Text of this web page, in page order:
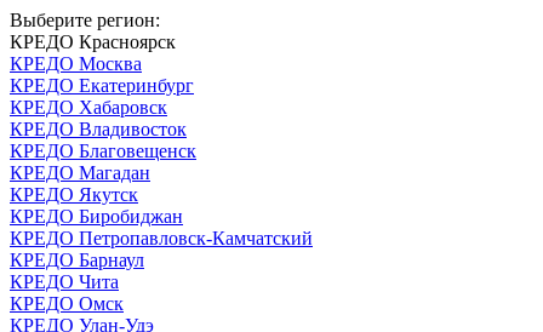
Выберите регион:
КРЕДО Красноярск
КРЕДО Москва
КРЕДО Екатеринбург
КРЕДО Хабаровск
КРЕДО Владивосток
КРЕДО Благовещенск
КРЕДО Магадан
КРЕДО Якутск
КРЕДО Биробиджан
КРЕДО Петропавловск-Камчатский
КРЕДО Барнаул
КРЕДО Чита
КРЕДО Омск
КРЕДО Улан-Удэ